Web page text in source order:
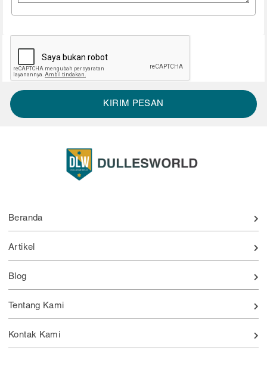
KIRIM PESAN
Beranda
Artikel
Blog
Tentang Kami
Kontak Kami